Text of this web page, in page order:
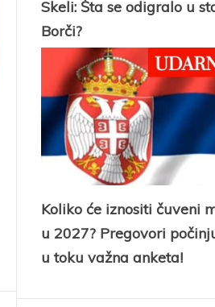
Skeli: Šta se odigralo u
Borči?
Koliko će iznositi čuveni
u 2027? Pregovori
u toku važna anketa!